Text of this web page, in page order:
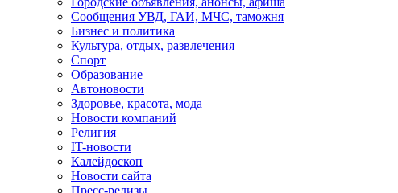
Сообщения УВД, ГАИ, МЧС, таможня
Бизнес и политика
Культура, отдых, развлечения
Спорт
Образование
Автоновости
Здоровье, красота, мода
Новости компаний
Религия
IT-новости
Калейдоскоп
Новости сайта
Пресс-релизы